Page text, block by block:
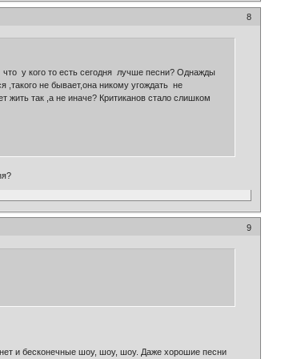
8
у кого то есть сегодня лучше песни? Однажды
,такого не бывает,она никому угождать не
жить так ,а не иначе? Критиканов стало слишком
9
и бесконечные шоу, шоу, шоу. Даже хорошие песни